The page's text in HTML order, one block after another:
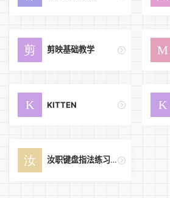
剪映基础教学
KITTEN
汝职键盘指法练习系统